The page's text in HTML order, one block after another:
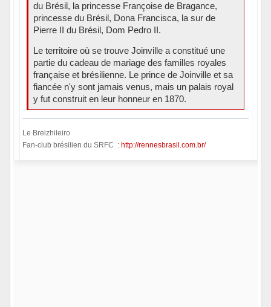
du Brésil, la princesse Françoise de Bragance,
princesse du Brésil, Dona Francisca, la sur de
Pierre II du Brésil, Dom Pedro II.
Le territoire où se trouve Joinville a constitué une
partie du cadeau de mariage des familles royales
française et brésilienne. Le prince de Joinville et sa
fiancée n'y sont jamais venus, mais un palais royal
y fut construit en leur honneur en 1870.
Le Breizhileiro
Fan-club brésilien du SRFC : http://rennesbrasil.com.br/